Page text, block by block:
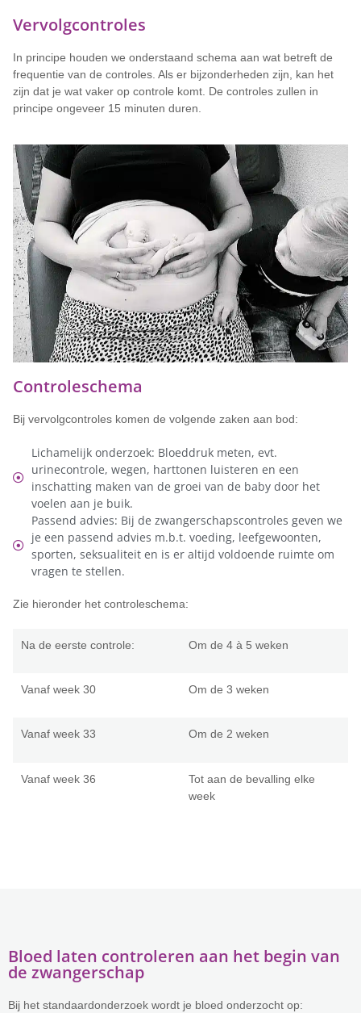
Vervolgcontroles
In principe houden we onderstaand schema aan wat betreft de
frequentie van de controles. Als er bijzonderheden zijn, kan het
zijn dat je wat vaker op controle komt. De controles zullen in
principe ongeveer 15 minuten duren.
Controleschema
Bij vervolgcontroles komen de volgende zaken aan bod:
Lichamelijk onderzoek: Bloeddruk meten, evt.
urinecontrole, wegen, harttonen luisteren en een
inschatting maken van de groei van de baby door het
voelen aan je buik.
Passend advies: Bij de zwangerschapscontroles geven we
je een passend advies m.b.t. voeding, leefgewoonten,
sporten, seksualiteit en is er altijd voldoende ruimte om
vragen te stellen.
Zie hieronder het controleschema:
Na de eerste controle: Om de 4 à 5 weken
Vanaf week 30 Om de 3 weken
Vanaf week 33 Om de 2 weken
Vanaf week 36
Tot aan de bevalling elke
week
Bloed laten controleren aan het begin van
de zwangerschap
Bij het standaardonderzoek wordt je bloed onderzocht op: